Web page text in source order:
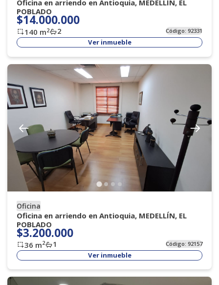
Oficina en arriendo en Antioquia, MEDELLÍN, EL
POBLADO
$14.000.000
140 m2 2 Código:92331
Ver inmueble
Oficina
Oficina en arriendo en Antioquia, MEDELLÍN, EL
POBLADO
$3.200.000
36 m2 1 Código:92157
Ver inmueble